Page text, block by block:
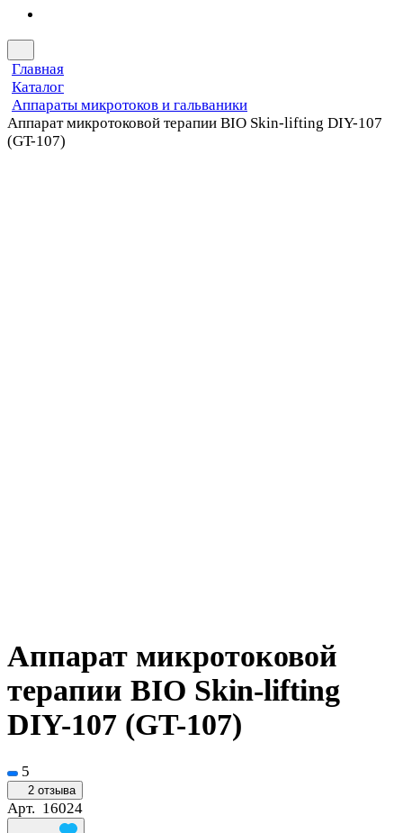
Главная
Каталог
Аппараты микротоков и гальваники
Аппарат микротоковой терапии BIO Skin-lifting DIY-107
(GT-107)
Аппарат микротоковой
терапии BIO Skin-lifting
DIY-107 (GT-107)
5
2 отзыва
Арт. 16024